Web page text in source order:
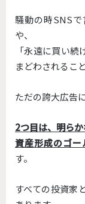
騒動の時SNSで
や、
「永遠に買い
まどわされるこ
ただの誇大広告
2つ目は、明らか
資産形成のゴー
す。
すべての投資家